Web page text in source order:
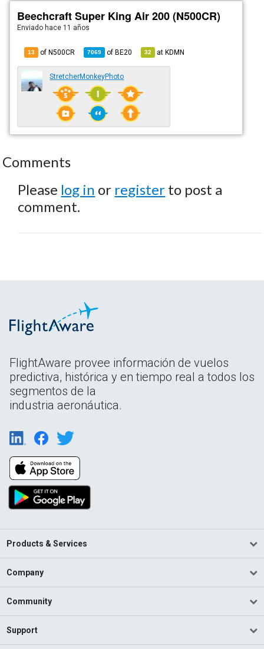
Beechcraft Super King Air 200 (N500CR)
Enviado hace 11 años
13 of N500CR 7069 ofBE20 32 atKDMN
StretcherMonkeyPhoto
Comments
Please log in or register to post a
comment.
FlightAware provee información de vuelos
predictiva, histórica y en tiempo real a todos los
segmentos de la
industria aeronáutica.
Products & Services
Company
Community
Support